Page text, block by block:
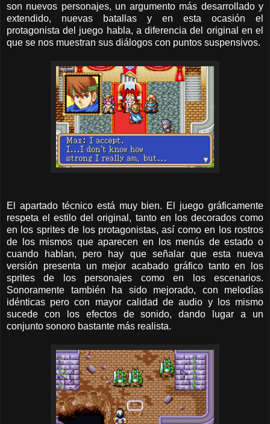
son nuevos personajes, un argumento más desarrollado y
extendido, nuevas batallas y en esta ocasión el
protagonista del juego habla, a diferencia del original en el
que se nos muestran sus diálogos con puntos suspensivos.
El apartado técnico está muy bien. El juego gráficamente
respeta el estilo del original, tanto en los decorados como
en los sprites de los protagonistas, así como en los rostros
de los mismos que aparecen en los menús de estado o
cuando hablan, pero hay que señalar que esta nueva
versión presenta un mejor acabado gráfico tanto en los
sprites de los personajes como en los escenarios.
Sonoramente también ha sido mejorado, con melodías
idénticas pero con mayor calidad de audio y los mismo
sucede con los efectos de sonido, dando lugar a un
conjunto sonoro bastante más realista.